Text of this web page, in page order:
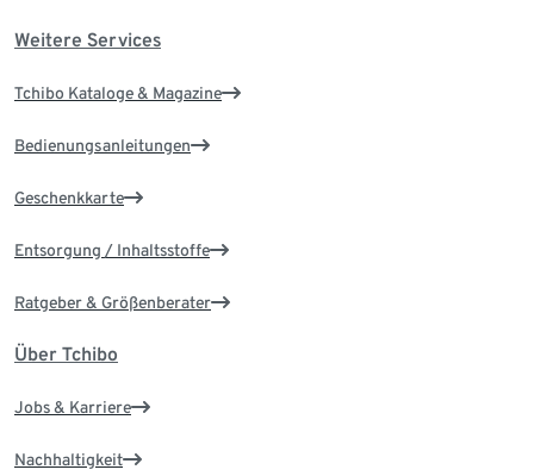
Weitere Services
Tchibo Kataloge & Magazine
Bedienungsanleitungen
Geschenkkarte
Entsorgung / Inhaltsstoffe
Ratgeber & Größenberater
Über Tchibo
Jobs & Karriere
Nachhaltigkeit